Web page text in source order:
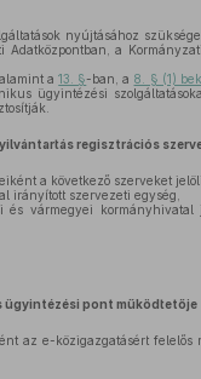
nyújtásához
a
a13. §-ban, a 8. § (1)
ügyintézési
regisztrációs
a következő szerveket
irányított szervezeti egység,
vármegyei
ügyintézési pont működtetője
az e-közigazgatásért